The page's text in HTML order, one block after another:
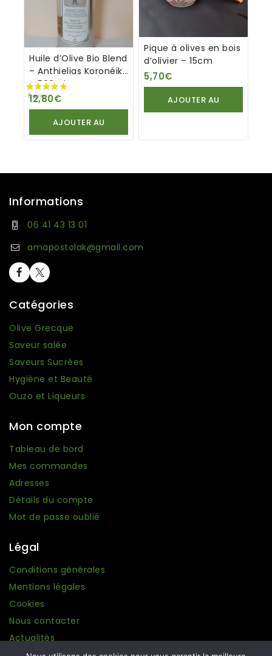
Huile d’Olive Bio Blend
– Anthielias Koronéiki
– 500ml
12,80€
AJOUTER AU
PANIER
Pique à olives en bois
d’olivier – 15cm
5,70€
AJOUTER AU
PANIER
Informations
06 41 43 13 01
amapostolak@gmail.com
Catégories
Olive Grecque
Saveur salée
Saveurs Sucrées
Hygiène et Beauté
Ouzo et Liqueurs
Mon compte
Tableau de bord
Mes commandes
Adresses
Détails du compte
Mot de passe oublié
Légal
Conditions générales
Mentions légales
Cookies
Nous contacter
Actualités